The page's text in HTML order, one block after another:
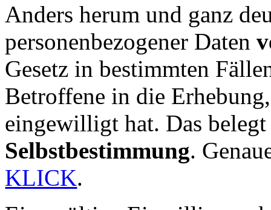
Anders herum und ganz
personenbezogener Daten
Gesetz in bestimmten
Betroffene in die
eingewilligt hat. Das
Selbstbestimmung.
KLICK.